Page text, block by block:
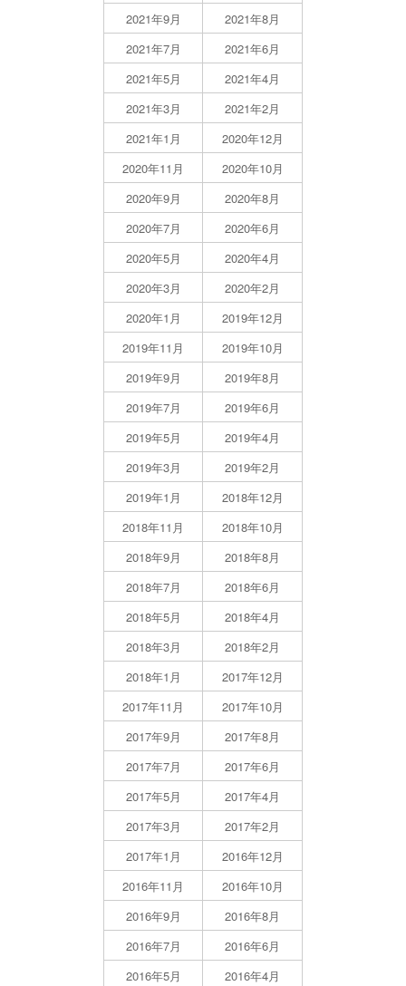
2021年9月
2021年8月
2021年7月
2021年6月
2021年5月
2021年4月
2021年3月
2021年2月
2021年1月
2020年12月
2020年11月
2020年10月
2020年9月
2020年8月
2020年7月
2020年6月
2020年5月
2020年4月
2020年3月
2020年2月
2020年1月
2019年12月
2019年11月
2019年10月
2019年9月
2019年8月
2019年7月
2019年6月
2019年5月
2019年4月
2019年3月
2019年2月
2019年1月
2018年12月
2018年11月
2018年10月
2018年9月
2018年8月
2018年7月
2018年6月
2018年5月
2018年4月
2018年3月
2018年2月
2018年1月
2017年12月
2017年11月
2017年10月
2017年9月
2017年8月
2017年7月
2017年6月
2017年5月
2017年4月
2017年3月
2017年2月
2017年1月
2016年12月
2016年11月
2016年10月
2016年9月
2016年8月
2016年7月
2016年6月
2016年5月
2016年4月